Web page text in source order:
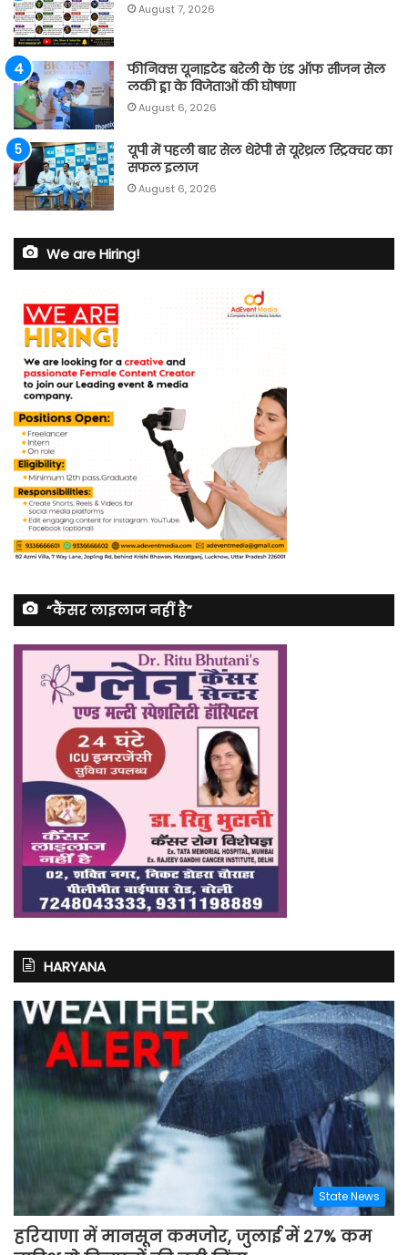
August 7, 2026
फीनिक्स यूनाइटेड बरेली के एंड ऑफ सीजन सेल
लकी ड्रा के विजेताओं की घोषणा
August 6, 2026
यूपी में पहली बार सेल थेरेपी से यूरेथ्रल स्ट्रिक्चर का
सफल इलाज
August 6, 2026
We are Hiring!
“कैंसर लाइलाज नहीं है”
HARYANA
State News
हरियाणा में मानसून कमजोर, जुलाई में 27% कम